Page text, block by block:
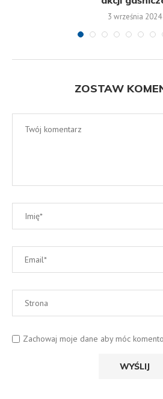
3 września 2024
ZOSTAW
Zachowaj moje dane aby móc